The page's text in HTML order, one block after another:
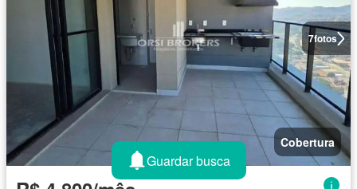
7fotos
Cobertura
Guardar busca